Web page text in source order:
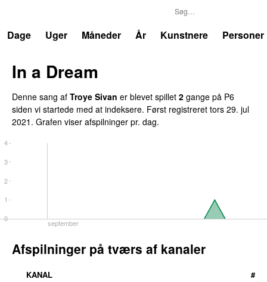
Dage
Uger Måneder År Kunstnere Personer
In a Dream
Denne sang af Troye Sivan er blevet spillet 2 gange på P6
siden vi startede med at indeksere. Først registreret tors 29. jul
2021 . Grafen viser afspilninger pr. dag.
september
0
1
2
3
4
Afspilninger på tværs af kanaler
KANAL #